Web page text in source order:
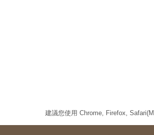
建議您使用 Chrome, Firefox,